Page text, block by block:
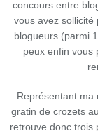
concours entre
vous avez
blogueurs (parmi
peux enfin vous
Représentant ma
gratin de crozets
retrouve donc trois